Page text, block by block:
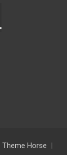
Theme Horse